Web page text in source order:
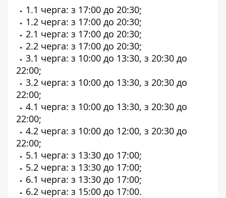
1.1 черга: з 17:00 до 20:30;
1.2 черга: з 17:00 до 20:30;
2.1 черга: з 17:00 до 20:30;
2.2 черга: з 17:00 до 20:30;
3.1 черга: з 10:00 до 13:30, з 20:30 до
22:00;
3.2 черга: з 10:00 до 13:30, з 20:30 до
22:00;
4.1 черга: з 10:00 до 13:30, з 20:30 до
22:00;
4.2 черга: з 10:00 до 12:00, з 20:30 до
22:00;
5.1 черга: з 13:30 до 17:00;
5.2 черга: з 13:30 до 17:00;
6.1 черга: з 13:30 до 17:00;
6.2 черга: з 15:00 до 17:00.